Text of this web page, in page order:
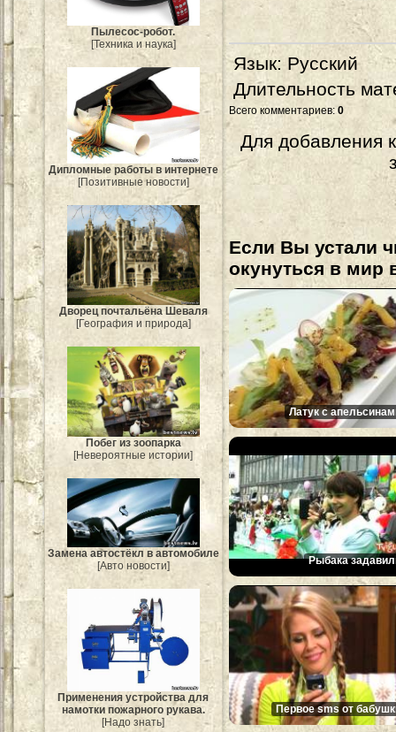
Пылесос-робот.
[Техника и наука]
Дипломные работы в интернете
[Позитивные новости]
Дворец почтальёна Шеваля
[География и природа]
Побег из зоопарка
[Невероятные истории]
Замена автостёкл в автомобиле
[Авто новости]
Применения устройства для
намотки пожарного рукава.
[Надо знать]
Язык: Русский
Длительность
Всего комментариев:0
Для добавления
Если Вы устали
окунуться в мир
Латук с
Рыбака
Первое sms от